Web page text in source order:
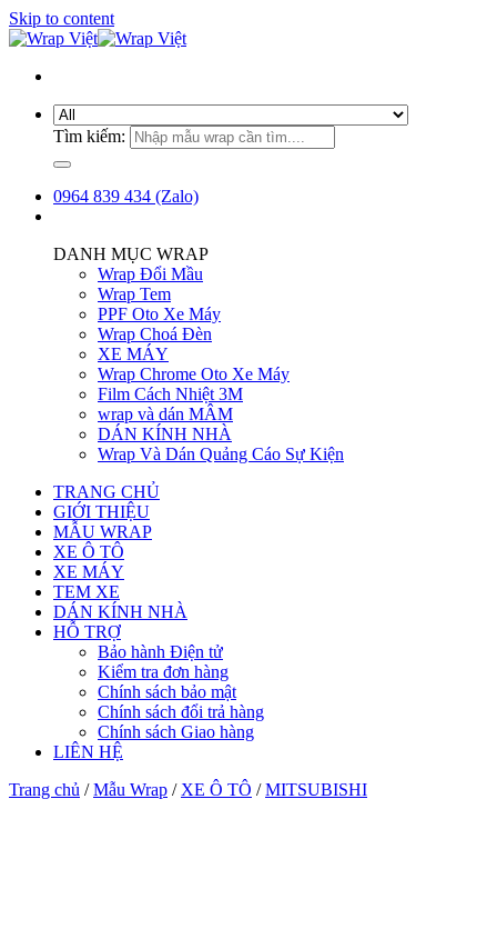
Skip to content
Tìm kiếm:
0964 839 434 (Zalo)
DANH MỤC WRAP
Wrap Đổi Mầu
Wrap Tem
PPF Oto Xe Máy
Wrap Choá Đèn
XE MÁY
Wrap Chrome Oto Xe Máy
Film Cách Nhiệt 3M
wrap và dán MÂM
DÁN KÍNH NHÀ
Wrap Và Dán Quảng Cáo Sự Kiện
TRANG CHỦ
GIỚI THIỆU
MẪU WRAP
XE Ô TÔ
XE MÁY
TEM XE
DÁN KÍNH NHÀ
HỖ TRỢ
Bảo hành Điện tử
Kiểm tra đơn hàng
Chính sách bảo mật
Chính sách đổi trả hàng
Chính sách Giao hàng
LIÊN HỆ
Trang chủ / Mẫu Wrap / XE Ô TÔ / MITSUBISHI